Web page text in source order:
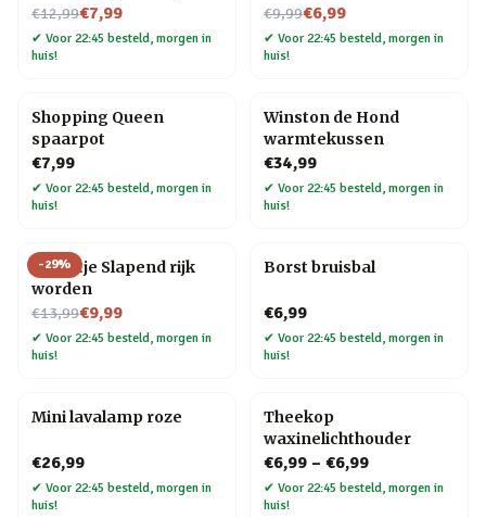
van 3) – Hond
€12,99
Nu voor€7,99
✔ Voor 22:45 besteld, morgen in
huis!
€9,99
Nu voor€6,99
✔ Voor 22:45 besteld, morgen in
huis!
Shopping Queen
spaarpot
€7,99
✔ Voor 22:45 besteld, morgen in
huis!
Winston de Hond
warmtekussen
€34,99
✔ Voor 22:45 besteld, morgen in
huis!
-29%
Tegeltje Slapend rijk
worden
€13,99
Nu voor€9,99
✔ Voor 22:45 besteld, morgen in
huis!
Borst bruisbal
€6,99
✔ Voor 22:45 besteld, morgen in
huis!
Mini lavalamp roze
€26,99
✔ Voor 22:45 besteld, morgen in
huis!
Theekop
waxinelichthouder
€6,99 – €6,99
✔ Voor 22:45 besteld, morgen in
huis!